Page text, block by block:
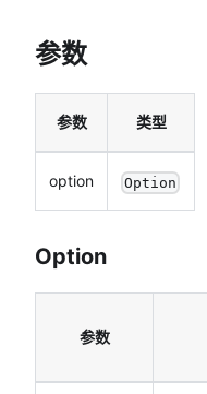
参数
参数 类型
option Option
Option
参数